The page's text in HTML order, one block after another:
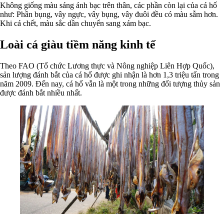
Không giống màu sáng ánh bạc trên thân, các phần còn lại của cá hố
như: Phần bụng, vây ngực, vây bụng, vây đuôi đều có màu sẫm hơn.
Khi cá chết, màu sắc dần chuyển sang xám bạc.
Loài cá giàu tiềm năng kinh tế
Theo FAO (Tổ chức Lương thực và Nông nghiệp Liên Hợp Quốc),
sản lượng đánh bắt của cá hố được ghi nhận là hơn 1,3 triệu tấn trong
năm 2009. Đến nay, cá hố vẫn là một trong những đối tượng thủy sản
được đánh bắt nhiều nhất.